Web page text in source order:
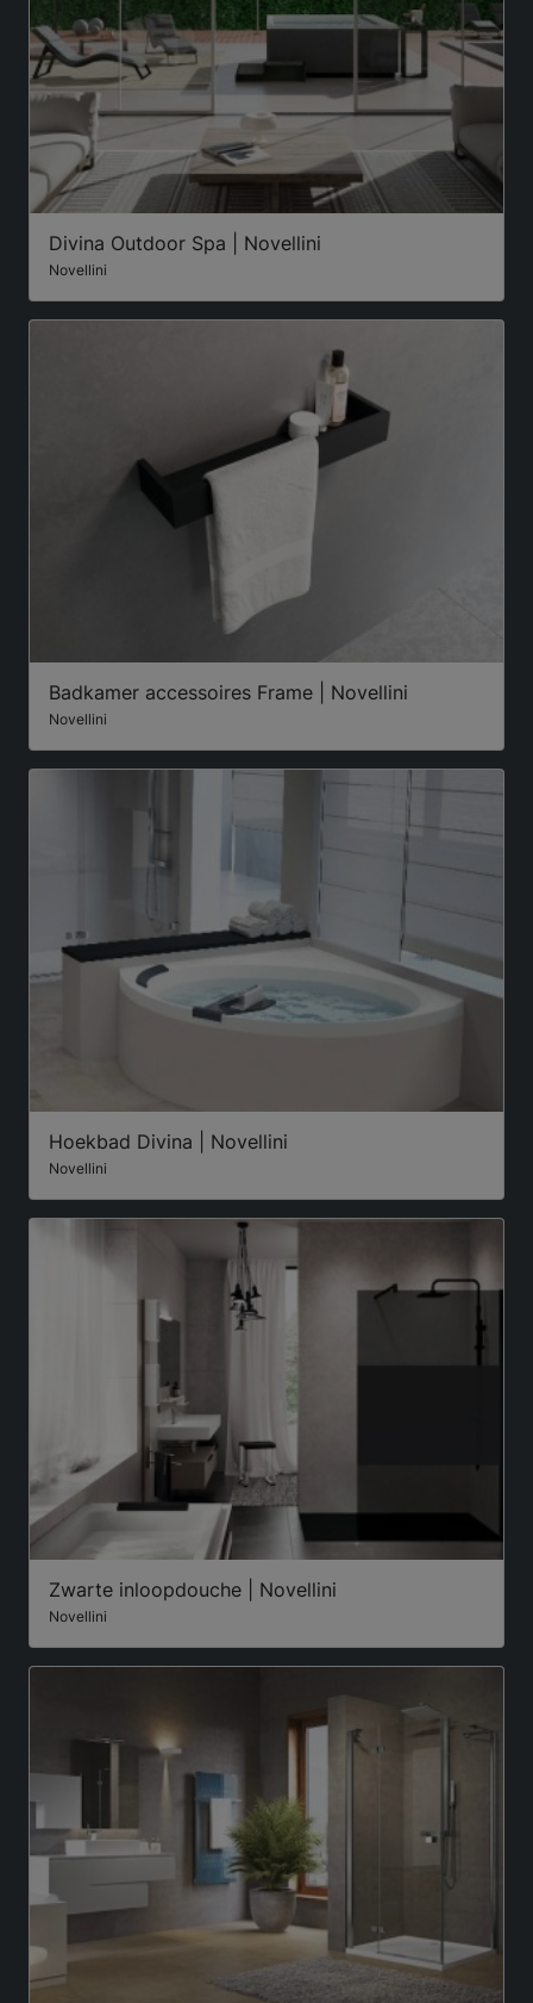
Divina Outdoor Spa | Novellini
Novellini
Badkamer accessoires Frame | Novellini
Novellini
Hoekbad Divina | Novellini
Novellini
Zwarte inloopdouche | Novellini
Novellini